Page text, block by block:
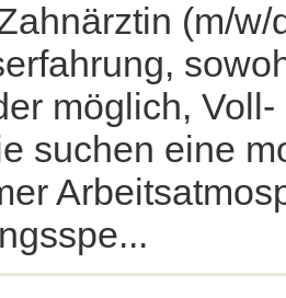
(m/
möglich,
suchen eine